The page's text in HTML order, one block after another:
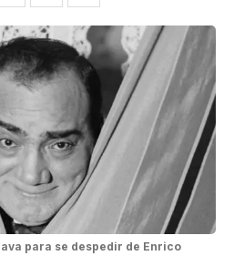
para se despedir de Enrico